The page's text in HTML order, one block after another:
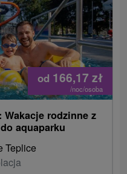
od 166,17 zł
/noc/osoba
rodzinne z
aquaparku
Teplice